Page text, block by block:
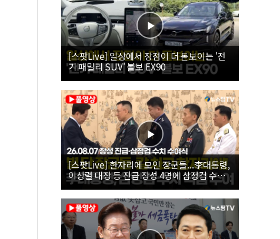
[스팟Live] 일상에서 장점이 더 돋보이는 '전
기 패밀리 SUV' 볼보 EX90
[스팟Live] 한자리에 모인 장군들...李대통령,
이상렬 대장 등 진급 장성 4명에 삼정검 수치
직접 수여｜26.08.07 장성 진급·삼정검 수치
수여식